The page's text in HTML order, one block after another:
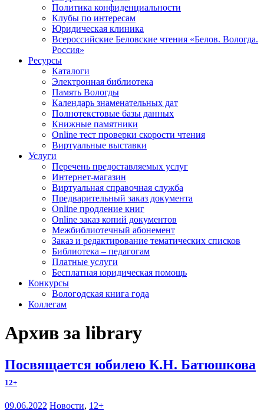
Политика конфиденциальности
Клубы по интересам
Юридическая клиника
Всероссийские Беловские чтения «Белов. Вологда.
Россия»
Ресурсы
Каталоги
Электронная библиотека
Память Вологды
Календарь знаменательных дат
Полнотекстовые базы данных
Книжные памятники
Online тест проверки скорости чтения
Виртуальные выставки
Услуги
Перечень предоставляемых услуг
Интернет-магазин
Виртуальная справочная служба
Предварительный заказ документа
Online продление книг
Online заказ копий документов
Межбиблиотечный абонемент
Заказ и редактирование тематических списков
Библиотека – педагогам
Платные услуги
Бесплатная юридическая помощь
Конкурсы
Вологодская книга года
Коллегам
Архив за library
Посвящается юбилею К.Н. Батюшкова
12+
09.06.2022 Новости, 12+